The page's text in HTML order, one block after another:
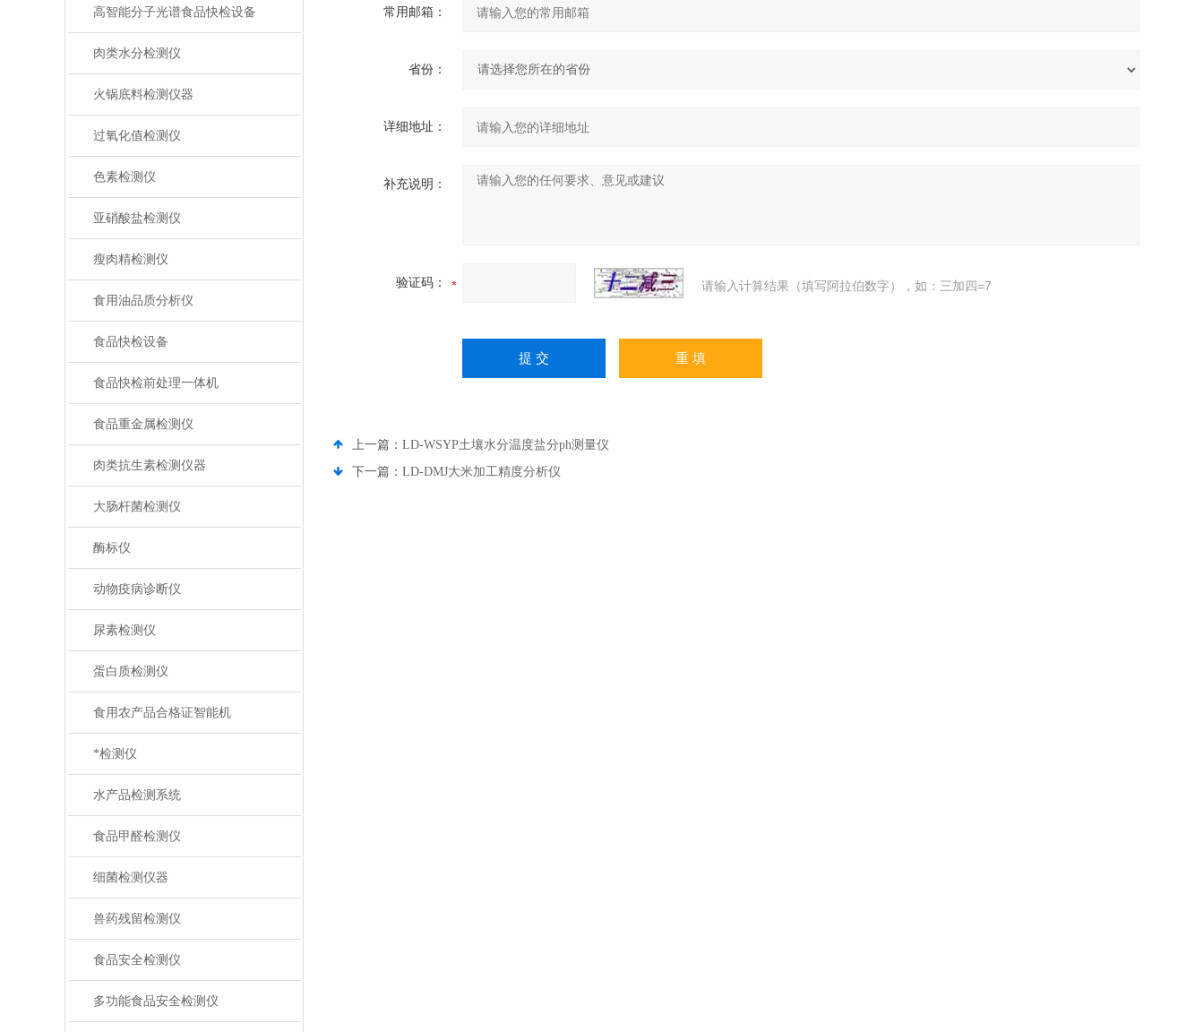
高智能分子光谱食品快检设备
肉类水分检测仪
火锅底料检测仪器
过氧化值检测仪
色素检测仪
亚硝酸盐检测仪
瘦肉精检测仪
食用油品质分析仪
食品快检设备
食品快检前处理一体机
食品重金属检测仪
肉类抗生素检测仪器
大肠杆菌检测仪
酶标仪
动物疫病诊断仪
尿素检测仪
蛋白质检测仪
食用农产品合格证智能机
*检测仪
水产品检测系统
食品甲醛检测仪
细菌检测仪器
兽药残留检测仪
食品安全检测仪
多功能食品安全检测仪
常用邮箱：
省份：
详细地址：
补充说明：
验证码： 请输入计算结果（填写阿拉伯数字），如：三加四=7
上一篇： LD-WSYP土壤水分温度盐分ph测量仪
下一篇： LD-DMJ大米加工精度分析仪